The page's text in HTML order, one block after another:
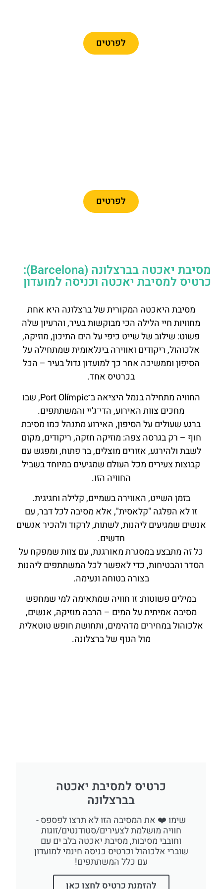
לפרטים
לפרטים
מסיבת יאכטה בברצלונה (Barcelona):
כרטיס למסיבת יאכטה וכניסה למועדון
מסיבת היאכטה המקורית של ברצלונה היא אחת
מחוויות חיי הלילה הכי מבוקשות בעיר, והרעיון שלה
פשוט: שילוב של שייט כיפי על הים התיכון, מוזיקה,
אלכוהול, ריקודים ואווירה בינלאומית שמתחילה על
הסיפון וממשיכה אחר כך למועדון גדול בעיר – הכל
בכרטיס אחד.
החוויה מתחילה בנמל היציאה ב־Port Olímpic, שבו
מחכים צוות האירוע, הדי־ג'יי והמשתתפים.
ברגע שעולים על הסיפון, האירוע מתנהל כמו מסיבת
חוף – רק בגרסה צפה: מוזיקה חזקה, ריקודים, מקום
לשבת ולהירגע, אזורים מוצלים, בר פתוח, ומפגש עם
קבוצות צעירים מכל העולם שמגיעים במיוחד בשביל
החוויה הזו.
בזמן השייט, האווירה בשמיים, קלילה וחגיגית.
זו לא הפלגה "קלאסית", אלא מסיבה לכל דבר, עם
אנשים שמגיעים ליהנות, לשתות, לרקוד ולהכיר אנשים
חדשים.
כל זה מתבצע במסגרת מאורגנת, עם צוות שמפקח על
הסדר והבטיחות, כדי לאפשר לכל המשתתפים ליהנות
בצורה בטוחה ונעימה.
במילים פשוטות: זו חוויה שמתאימה למי שמחפש
מסיבה אמיתית על המים – הרבה מוזיקה, אנשים,
אלכוהול במחירים מדהימים, ותחושת חופש טוטאלית
מול הנוף של ברצלונה.
כרטיס למסיבת יאכטה
בברצלונה
שימו ❤️ את המסיבה הזו לא תרצו לפספס -
חוויה מושלמת לצעירים/סטודנטים/זוגות
וחובבי מסיבות, מסיבת יאכטה בלב ים עם
שוברי אלכוהול וכרטיס כניסה חינמי למועדון
עם כלל המשתתפים!
להזמנת כרטיס לחצו כאן